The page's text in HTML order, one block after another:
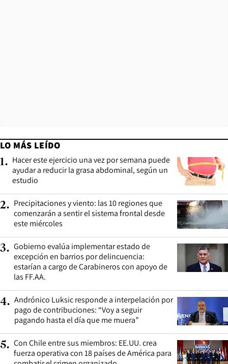
LO MÁS LEÍDO
1. Hacer este ejercicio una vez por semana puede
ayudar a reducir la grasa abdominal, según un
estudio
2. Precipitaciones y viento: las 10 regiones que
comenzarán a sentir el sistema frontal desde
este miércoles
3. Gobierno evalúa implementar estado de
excepción en barrios por delincuencia:
estarían a cargo de Carabineros con apoyo de
las FF.AA.
4. Andrónico Luksic responde a interpelación por
pago de contribuciones: “Voy a seguir
pagando hasta el día que me muera”
5. Con Chile entre sus miembros: EE.UU. crea
fuerza operativa con 18 países de América para